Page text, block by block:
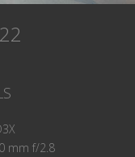
mm f/2.8